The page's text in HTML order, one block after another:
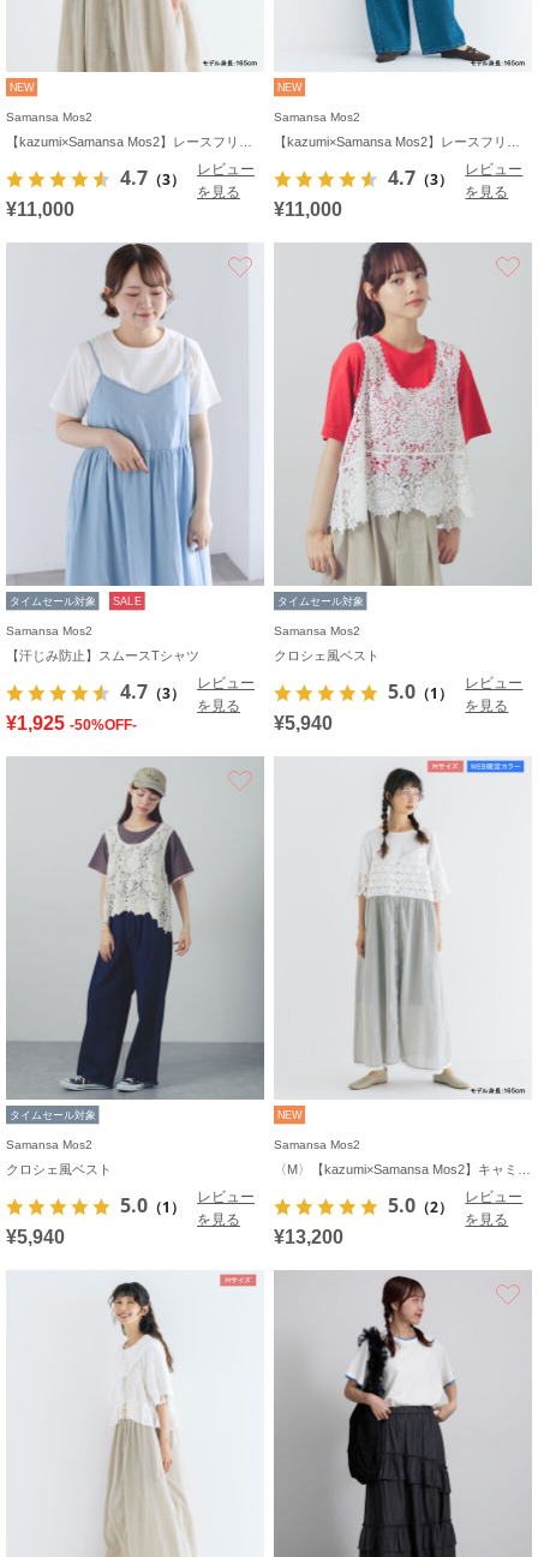
NEW
Samansa Mos2
4.7 （3）
レビュー
を見る
¥11,000
NEW
Samansa Mos2
4.7 （3）
レビュー
を見る
¥11,000
タイムセール対象 SALE
Samansa Mos2
【汗じみ防止】スムースTシャツ
4.7 （3）
レビュー
を見る
¥1,925 -50%OFF-
タイムセール対象
Samansa Mos2
クロシェ風ベスト
5.0 （1）
レビュー
を見る
¥5,940
タイムセール対象
Samansa Mos2
クロシェ風ベスト
5.0 （1）
レビュー
を見る
¥5,940
NEW
Samansa Mos2
5.0 （2）
レビュー
を見る
¥13,200